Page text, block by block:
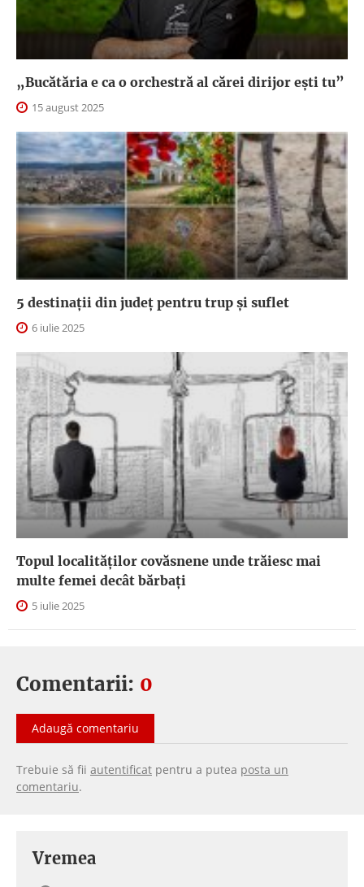
„Bucătăria e ca o orchestră al cărei dirijor ești tu”
15 august 2025
5 destinații din județ pentru trup și suflet
6 iulie 2025
Topul localităților covăsnene unde trăiesc mai
multe femei decât bărbați
5 iulie 2025
Comentarii: 0
Adaugă comentariu
Trebuie să fii autentificat pentru a putea posta un
comentariu.
Vremea